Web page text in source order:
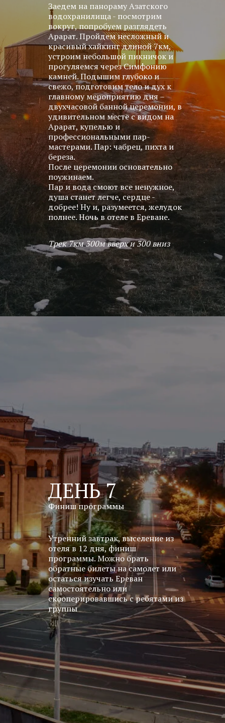
Заедем на панораму Азатского
водохранилища - посмотрим
вокруг, попробуем разглядеть
Арарат. Пройдем несложный и
красивый хайкинг длиной 7км,
устроим небольшой пикничок и
прогуляемся через Симфонию
камней. Подышим глубоко и
свежо, подготовим тело и дух к
главному мероприятию дня –
двухчасовой банной церемонии, в
удивительном месте с видом на
Арарат, купелью и
профессиональными пар-
мастерами. Пар: чабрец, пихта и
береза.
После церемонии основательно
поужинаем.
Пар и вода смоют все ненужное,
душа станет легче, сердце -
добрее! Ну и, разумеется, желудок
полнее. Ночь в отеле в Ереване.
Трек 7км 300м вверх и 300 вниз
ДЕНЬ 7
Утренний завтрак, выселение из
отеля в 12 дня, финиш
программы. Можно брать
обратные билеты на самолет или
остаться изучать Ереван
самостоятельно или
скооперировавшись с ребятами из
группы
Финиш программы